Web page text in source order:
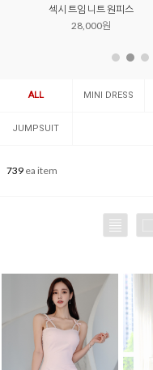
섹시 트임 니트 원피스
28,000원
ALL MINI DRESS
JUMPSUIT
739 ea item